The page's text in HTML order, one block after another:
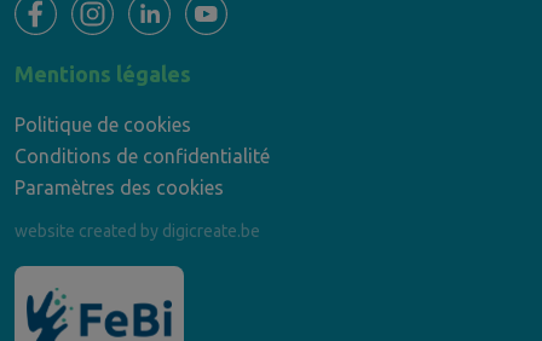
Mentions légales
Politique de cookies
Conditions de confidentialité
Paramètres des cookies
website created by digicreate.be